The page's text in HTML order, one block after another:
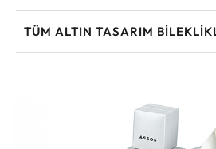
TÜM ALTIN TASARIM